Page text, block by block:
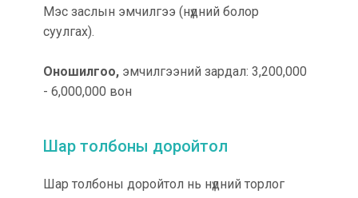
Мэс заслын эмчилгээ (нүдний болор
суулгах).
Оношилгоо, эмчилгээний зардал: 3,200,000
- 6,000,000 вон
Шар толбоны доройтол нь нүдний торлог
Шар толбоны доройтол